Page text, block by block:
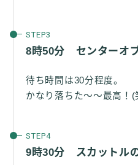
8時50分 センターオ
待ち時間は30分程度。
かなり落ちた～～最高！(
9時30分 スカットル